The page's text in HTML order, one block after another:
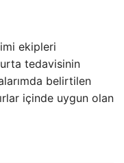
ekipleri
tedavisinin
belirtilen
içinde uygun olan